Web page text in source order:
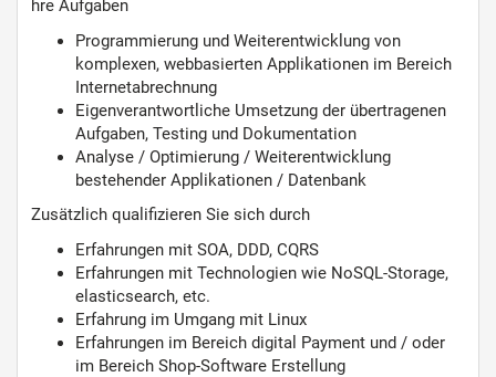
hre Aufgaben
Programmierung und Weiterentwicklung von
komplexen, webbasierten Applikationen im Bereich
Internetabrechnung
Eigenverantwortliche Umsetzung der übertragenen
Aufgaben, Testing und Dokumentation
Analyse / Optimierung / Weiterentwicklung
bestehender Applikationen / Datenbank
Zusätzlich qualifizieren Sie sich durch
Erfahrungen mit SOA, DDD, CQRS
Erfahrungen mit Technologien wie NoSQL-Storage,
elasticsearch, etc.
Erfahrung im Umgang mit Linux
Erfahrungen im Bereich digital Payment und / oder
im Bereich Shop-Software Erstellung